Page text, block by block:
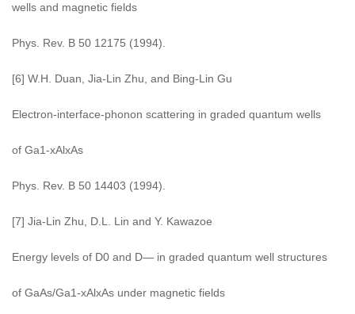
wells and magnetic fields
Phys. Rev. B 50 12175 (1994).
[6] W.H. Duan, Jia-Lin Zhu, and Bing-Lin Gu
Electron-interface-phonon scattering in graded quantum wells
of Ga1-xAlxAs
Phys. Rev. B 50 14403 (1994).
[7] Jia-Lin Zhu, D.L. Lin and Y. Kawazoe
Energy levels of D0 and D— in graded quantum well structures
of GaAs/Ga1-xAlxAs under magnetic fields